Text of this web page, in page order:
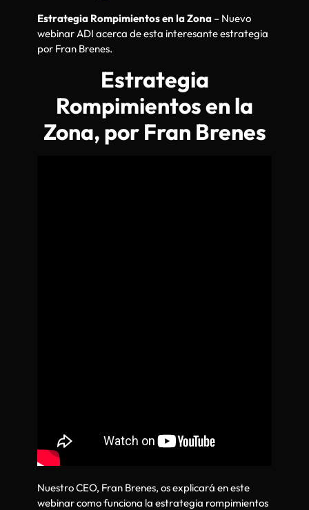
Estrategia Rompimientos en la Zona – Nuevo
webinar ADI acerca de esta interesante estrategia
por Fran Brenes.
Estrategia
Rompimientos en la
Zona, por Fran Brenes
Nuestro CEO, Fran Brenes, os explicará en este
webinar como funciona la estrategia rompimientos